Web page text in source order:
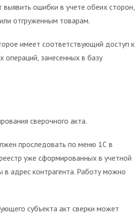
выявить ошибки в учете обеих сторон,
отгруженным товарам.
имеет соответствующий доступ к
занесенных в базу
сверочного акта.
проследовать по меню 1С в
уже сформированных в учетной
в адрес контрагента. Работу можно
субъекта акт сверки может